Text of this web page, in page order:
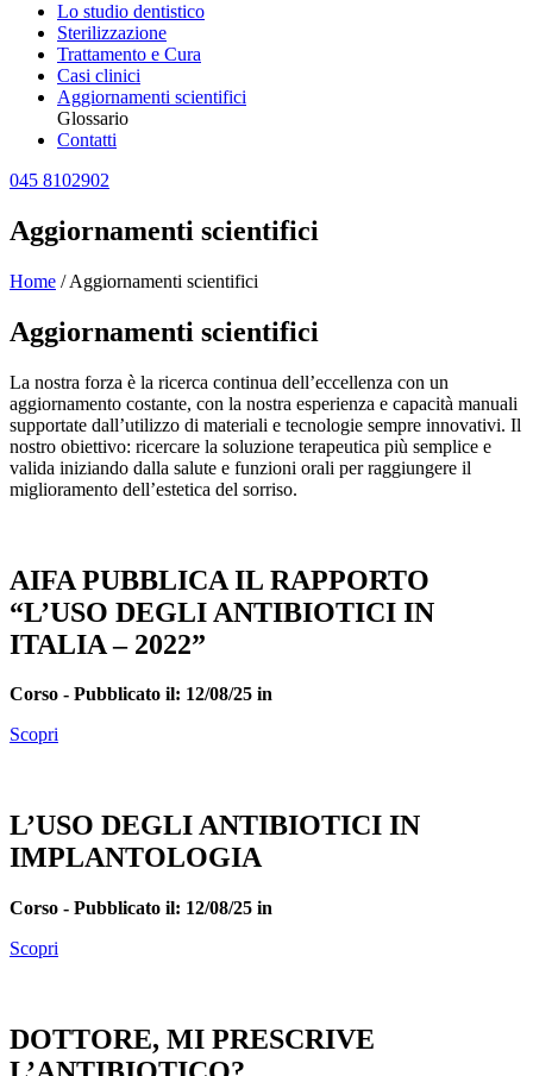
Lo studio dentistico
Sterilizzazione
Trattamento e Cura
Casi clinici
Aggiornamenti scientifici
Glossario
Contatti
045 8102902
Aggiornamenti scientifici
Home /Aggiornamenti scientifici
Aggiornamenti scientifici
La nostra forza è la ricerca continua dell’eccellenza con un
aggiornamento costante, con la nostra esperienza e capacità manuali
supportate dall’utilizzo di materiali e tecnologie sempre innovativi. Il
nostro obiettivo: ricercare la soluzione terapeutica più semplice e
valida iniziando dalla salute e funzioni orali per raggiungere il
miglioramento dell’estetica del sorriso.
AIFA PUBBLICA IL RAPPORTO
“L’USO DEGLI ANTIBIOTICI IN
ITALIA – 2022”
Corso - Pubblicato il: 12/08/25 in
Scopri
L’USO DEGLI ANTIBIOTICI IN
IMPLANTOLOGIA
Corso - Pubblicato il: 12/08/25 in
Scopri
DOTTORE, MI PRESCRIVE